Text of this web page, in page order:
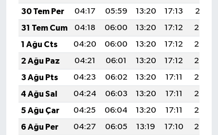
30 Tem Per
04:17 05:59 13:20 17:13
20:31
31 Tem Cum
04:18 06:00 13:20 17:12
20:30
1 Ağu Cts
04:20 06:00 13:20 17:12
20:29
2 Ağu Paz
04:21 06:01 13:20 17:12
20:28
3 Ağu Pts
04:23 06:02 13:20 17:11
20:27
4 Ağu Sal
04:24 06:03 13:20 17:11
20:26
5 Ağu Çar
04:25 06:04 13:20 17:11
20:25
6 Ağu Per
04:27 06:05 13:19 17:10
20:24